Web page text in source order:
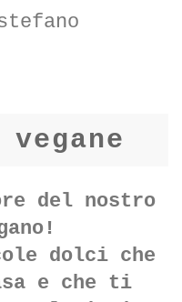
del nostro
dolci che